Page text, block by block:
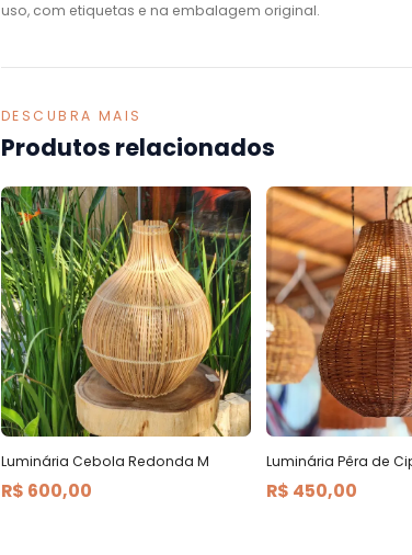
uso, com etiquetas e na embalagem original.
DESCUBRA MAIS
Produtos relacionados
Luminária Cebola Redonda M
R$ 600,00
Luminária Pêra de
R$ 450,00